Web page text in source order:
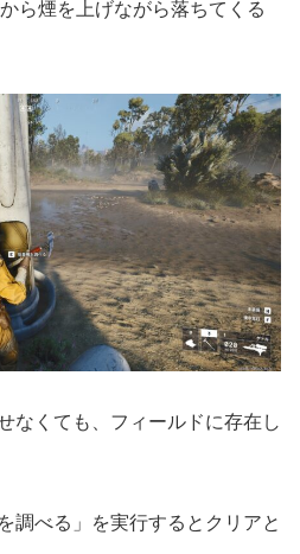
ら煙を上げながら落ちてくる
なくても、フィールドに存在し
調べる」を実行するとクリアと